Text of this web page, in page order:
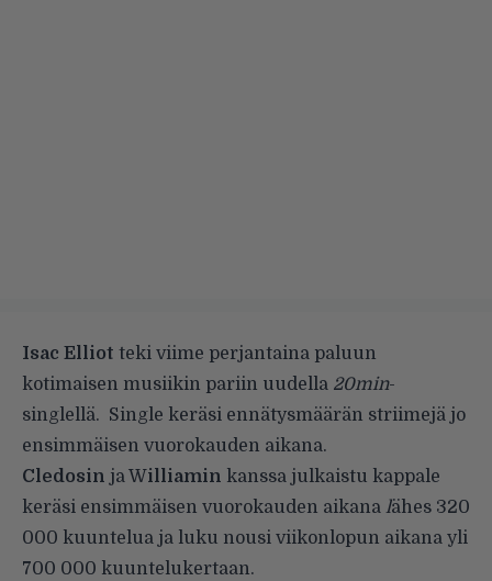
Isac Elliot teki viime perjantaina paluun
kotimaisen musiikin pariin uudella 20min-
singlellä. Single keräsi ennätysmäärän striimejä jo
ensimmäisen vuorokauden aikana.
Cledosin ja Williamin kanssa julkaistu kappale
keräsi ensimmäisen vuorokauden aikana lähes 320
000 kuuntelua ja luku nousi viikonlopun aikana yli
700 000 kuuntelukertaan.